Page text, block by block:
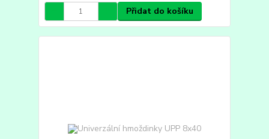
Přidat do košíku